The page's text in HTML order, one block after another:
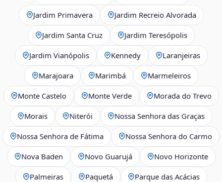
Jardim Primavera Jardim Recreio Alvorada
Jardim Santa Cruz Jardim Teresópolis
Jardim Vianópolis Kennedy Laranjeiras
Marajoara Marimbá Marmeleiros
Monte Castelo Monte Verde Morada do Trevo
Morais Niterói Nossa Senhora das Graças
Nossa Senhora de Fátima Nossa Senhora do Carmo
Nova Baden Novo Guarujá Novo Horizonte
Palmeiras Paquetá Parque das Acácias